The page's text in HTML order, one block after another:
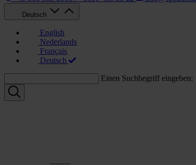
Deutsch
English
Nederlands
Français
Deutsch
Einen Suchbegriff eingeben: